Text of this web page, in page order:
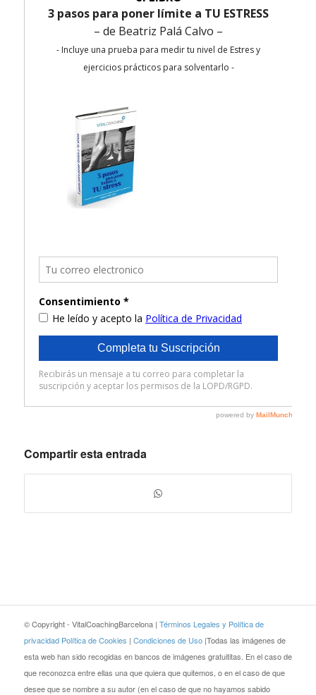
Compartir esta entrada
© Copyright - VitalCoachingBarcelona | Términos Legales y Política de
privacidad Política de Cookies | Condiciones de Uso |Todas las imágenes de
esta web han sido recogidas en bancos de imágenes gratuititas. En el caso de
que reconozca entre ellas una que quiera que quitemos, o en el caso de que
desee que se nombre a su autor (en el caso de que no hayamos sabido